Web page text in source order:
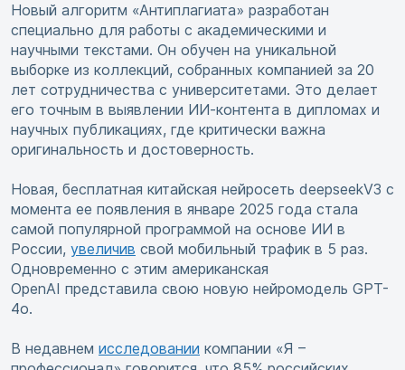
Новый алгоритм «Антиплагиата» разработан
специально для работы с академическими и
научными текстами. Он обучен на уникальной
выборке из коллекций, собранных компанией за 20
лет сотрудничества с университетами. Это делает
его точным в выявлении ИИ-контента в дипломах и
научных публикациях, где критически важна
оригинальность и достоверность.
Новая, бесплатная китайская нейросеть deepseekV3 с
момента ее появления в январе 2025 года стала
самой популярной программой на основе ИИ в
России, увеличив свой мобильный трафик в 5 раз.
Одновременно с этим американская
OpenAI представила свою новую нейромодель GPT-
4o.
В недавнем исследовании компании «Я –